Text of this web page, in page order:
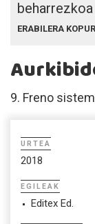
beharrezkoa
ERABILERA
9. Freno
URTEA
2018
EGILEAK
Editex Ed.